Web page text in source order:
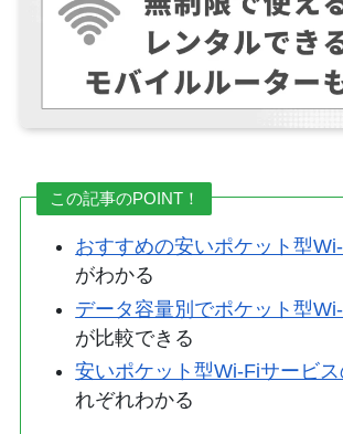
この記事のPOINT！
おすすめの安いポケット型
がわかる
データ容量別でポケット型
が比較できる
安いポケット型Wi-Fiサービ
れぞれわかる